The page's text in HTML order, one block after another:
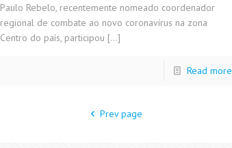
Paulo Rebelo, recentemente nomeado coordenador
regional de combate ao novo coronavírus na zona
Centro do país, participou […]
Read more
Prev page